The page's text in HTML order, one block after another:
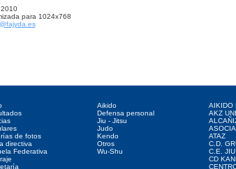
para 1024x768
de fotos
directiva
Federativa
Aikido
Defensa personal
Jiu - Jitsu
Judo
Kendo
Otros
Wu-Shu
AIKIDO
AKZ
ATAZ
C.D.
C.E.
CD